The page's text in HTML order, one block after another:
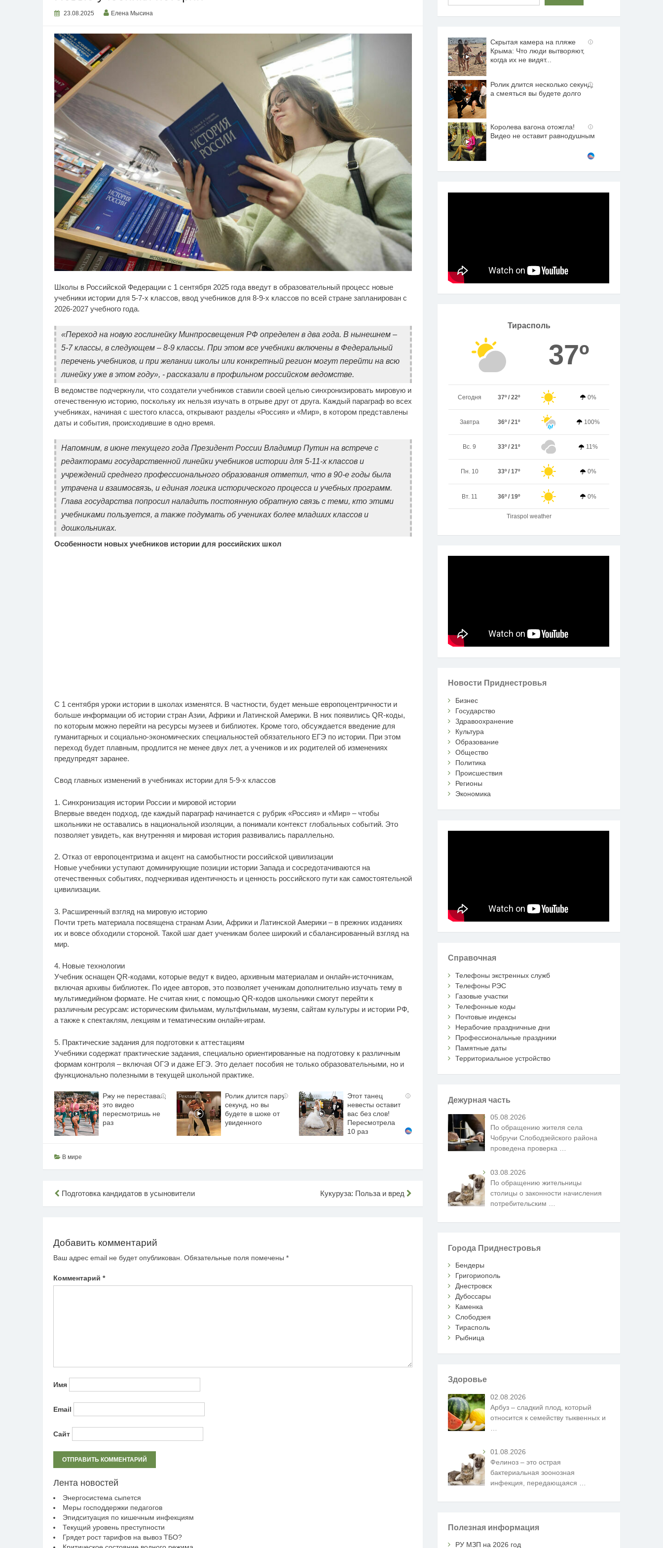
23.08.2025 Елена Мысина
Школы в Российской Федерации с 1 сентября 2025 года введут в образовательный процесс новые
учебники истории для 5-7-х классов, ввод учебников для 8-9-х классов по всей стране запланирован с
2026-2027 учебного года.
«Переход на новую гослинейку Минпросвещения РФ определен в два года. В нынешнем –
5-7 классы, в следующем – 8-9 классы. При этом все учебники включены в Федеральный
перечень учебников, и при желании школы или конкретный регион могут перейти на всю
линейку уже в этом году», - рассказали в профильном российском ведомстве.
В ведомстве подчеркнули, что создатели учебников ставили своей целью синхронизировать мировую и
отечественную историю, поскольку их нельзя изучать в отрыве друг от друга. Каждый параграф во всех
учебниках, начиная с шестого класса, открывают разделы «Россия» и «Мир», в котором представлены
даты и события, происходившие в одно время.
Напомним, в июне текущего года Президент России Владимир Путин на встрече с
редакторами государственной линейки учебников истории для 5-11-х классов и
учреждений среднего профессионального образования отметил, что в 90-е годы была
утрачена и взаимосвязь, и единая логика исторического процесса и учебных программ.
Глава государства попросил наладить постоянную обратную связь с теми, кто этими
учебниками пользуется, а также подумать об учениках более младших классов и
дошкольниках.
Особенности новых учебников истории для российских школ
С 1 сентября уроки истории в школах изменятся. В частности, будет меньше европоцентричности и
больше информации об истории стран Азии, Африки и Латинской Америки. В них появились QR-коды,
по которым можно перейти на ресурсы музеев и библиотек. Кроме того, обсуждается введение для
гуманитарных и социально-экономических специальностей обязательного ЕГЭ по истории. При этом
переход будет плавным, продлится не менее двух лет, а учеников и их родителей об изменениях
предупредят заранее.
Свод главных изменений в учебниках истории для 5-9-х классов
1. Синхронизация истории России и мировой истории
Впервые введен подход, где каждый параграф начинается с рубрик «Россия» и «Мир» – чтобы
школьники не оставались в национальной изоляции, а понимали контекст глобальных событий. Это
позволяет увидеть, как внутренняя и мировая история развивались параллельно.
2. Отказ от европоцентризма и акцент на самобытности российской цивилизации
Новые учебники уступают доминирующие позиции истории Запада и сосредотачиваются на
отечественных событиях, подчеркивая идентичность и ценность российского пути как самостоятельной
цивилизации.
3. Расширенный взгляд на мировую историю
Почти треть материала посвящена странам Азии, Африки и Латинской Америки – в прежних изданиях
их и вовсе обходили стороной. Такой шаг дает ученикам более широкий и сбалансированный взгляд на
мир.
4. Новые технологии
Учебник оснащен QR-кодами, которые ведут к видео, архивным материалам и онлайн-источникам,
включая архивы библиотек. По идее авторов, это позволяет ученикам дополнительно изучать тему в
мультимедийном формате. Не считая книг, с помощью QR-кодов школьники смогут перейти к
различным ресурсам: историческим фильмам, мультфильмам, музеям, сайтам культуры и истории РФ,
а также к спектаклям, лекциям и тематическим онлайн-играм.
5. Практические задания для подготовки к аттестациям
Учебники содержат практические задания, специально ориентированные на подготовку к различным
формам контроля – включая ОГЭ и даже ЕГЭ. Это делает пособия не только образовательными, но и
функционально полезными в текущей школьной практике.
i
Ржу не переставая,
это видео
пересмотришь не
раз
i
Ролик длится пару
секунд, но вы
будете в шоке от
увиденного
i
Этот танец
невесты оставит
вас без слов!
Пересмотрела
10 раз
В мире
Навигация
по
Подготовка кандидатов в усыновители Кукуруза: Польза и вред
Добавить комментарий
Ваш адрес email не будет опубликован. Обязательные поля помечены *
Комментарий *
Имя
Email
Сайт
Лента новостей
Энергосистема сыпется
Меры господдержки педагогов
Эпидситуация по кишечным инфекциям
Текущий уровень преступности
Грядет рост тарифов на вывоз ТБО?
i
Скрытая камера на пляже
Крыма: Что люди вытворяют,
когда их не видят...
i
Ролик длится несколько секунд,
а смеяться вы будете долго
i
Королева вагона отожгла!
Видео не оставит равнодушным
Тирасполь
37º
Сегодня 37º / 22º 0%
Завтра 36º / 21º 100%
Вс. 9 33º / 21º 11%
Пн. 10 33º / 17º 0%
Вт. 11 36º / 19º 0%
Tiraspol weather
Новости Приднестровья
Бизнес
Государство
Здравоохранение
Культура
Образование
Общество
Политика
Происшествия
Регионы
Экономика
Справочная
Телефоны экстренных служб
Телефоны РЭС
Газовые участки
Телефонные коды
Почтовые индексы
Нерабочие праздничные дни
Профессиональные праздники
Памятные даты
Территориальное устройство
Дежурная часть
05.08.2026
По обращению жителя села
Чобручи Слободзейского района
проведена проверка …
03.08.2026
По обращению жительницы
столицы о законности начисления
потребительским
Города Приднестровья
Бендеры
Григориополь
Днестровск
Дубоссары
Каменка
Слободзея
Тирасполь
Рыбница
Здоровье
02.08.2026
Арбуз – сладкий плод, который
относится к семейству тыквенных и
01.08.2026
Фелиноз – это острая
бактериальная зоонозная
инфекция, передающаяся
Полезная информация
РУ МЗП на 2026 год
секунд, но вы будете в
шоке от увиденного
оставит вас без слов!
Пересмотрела 10 раз
будете смеяться долго